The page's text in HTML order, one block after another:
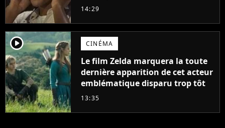
14:29
player2 CINÉMA
Le film Zelda marquera la toute
dernière apparition de cet acteur
emblématique disparu trop tôt
13:35